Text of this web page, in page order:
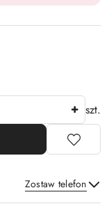
szt.
Zostaw telefon